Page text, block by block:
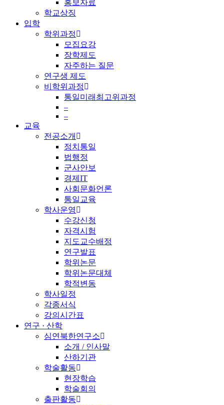
홍보자료
학교상징
입학
학위과정
모집요강
장학제도
자주하는 질문
연구생 제도
비학위과정
통일미래최고위과정
–
–
교육
전공소개
정치통일
법행정
군사안보
경제IT
사회문화언론
통일교육
학사운영
수강신청
자격시험
지도교수배정
연구발표
학위논문
학위논문대체
학적변동
학사일정
각종서식
강의시간표
연구 · 산학
심연북한연구소
소개 / 인사말
산하기관
학술활동
현장학습
학술회의
출판활동